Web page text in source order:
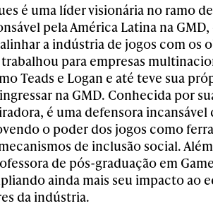
é uma líder visionária no ramo
pela América Latina na
a indústria de jogos com os
trabalhou para empresas
Teads e Logan e até teve sua
na GMD. Conhecida por
é uma defensora incansável
o poder dos jogos como
de inclusão social.
de pós-graduação em
ainda mais seu impacto ao
da indústria.